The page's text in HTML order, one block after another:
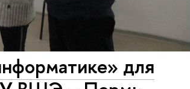
для